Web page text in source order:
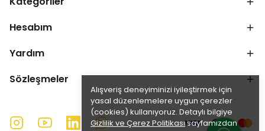
Alışveriş deneyiminizi iyileştirmek için
yasal düzenlemelere uygun çerezler
(cookies) kullanıyoruz. Detaylı bilgiye
Gizlilik ve Çerez Politikasısayfamızdan
Hesabım
Yardım
Sözleşmeler